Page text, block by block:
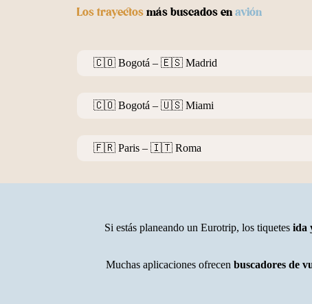
Los trayectosmás buscados enavión
🇨🇴 Bogotá – 🇪🇸 Madrid
🇨🇴 Bogotá – 🇺🇸 Miami
🇫🇷 Paris – 🇮🇹 Roma
Si estás planeando un Eurotrip, los tiquetes ida
Muchas aplicaciones ofrecen buscadores de